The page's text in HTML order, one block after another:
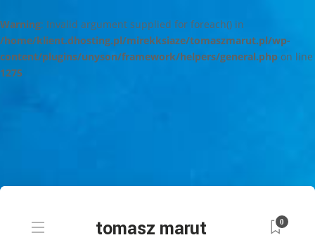
Warning: Invalid argument supplied for foreach() in
/home/klient.dhosting.pl/mirekksiaze/tomaszmarut.pl/wp-
content/plugins/unyson/framework/helpers/general.php on line
1275
0